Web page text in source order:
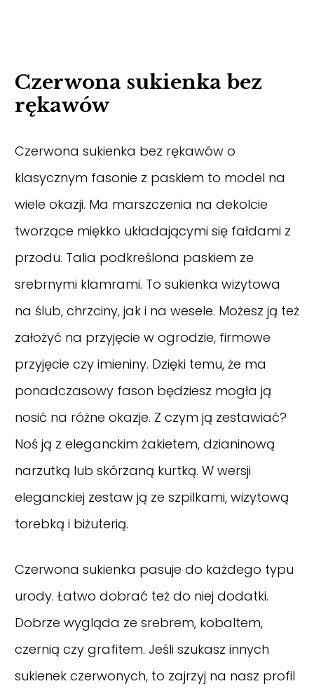
Czerwona sukienka bez
rękawów
Czerwona sukienka bez rękawów o
klasycznym fasonie z paskiem to model na
wiele okazji. Ma marszczenia na dekolcie
tworzące miękko układającymi się fałdami z
przodu. Talia podkreślona paskiem ze
srebrnymi klamrami. To sukienka wizytowa
na ślub, chrzciny, jak i na wesele. Możesz ją też
założyć na przyjęcie w ogrodzie, firmowe
przyjęcie czy imieniny. Dzięki temu, że ma
ponadczasowy fason będziesz mogła ją
nosić na różne okazje. Z czym ją zestawiać?
Noś ją z eleganckim żakietem, dzianinową
narzutką lub skórzaną kurtką. W wersji
eleganckiej zestaw ją ze szpilkami, wizytową
torebką i biżuterią.
Czerwona sukienka pasuje do każdego typu
urody. Łatwo dobrać też do niej dodatki.
Dobrze wygląda ze srebrem, kobaltem,
czernią czy grafitem. Jeśli szukasz innych
sukienek czerwonych, to zajrzyj na nasz profil